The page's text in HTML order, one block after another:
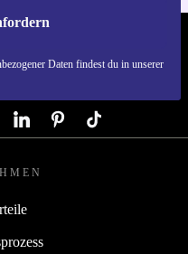
Daten findest du in unserer